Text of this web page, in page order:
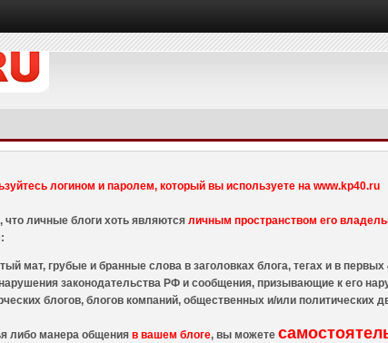
логином и паролем, который вы используете на www.kp40.ru
личные блоги хоть являютсяличным пространством его
мат, грубые и бранные слова в заголовках блога, тегах и в первых
законодательства РФ и сообщения, призывающие к его
блогов, блогов компаний, общественных и/или политических
либо манера общенияв вашем блоге, вы можете